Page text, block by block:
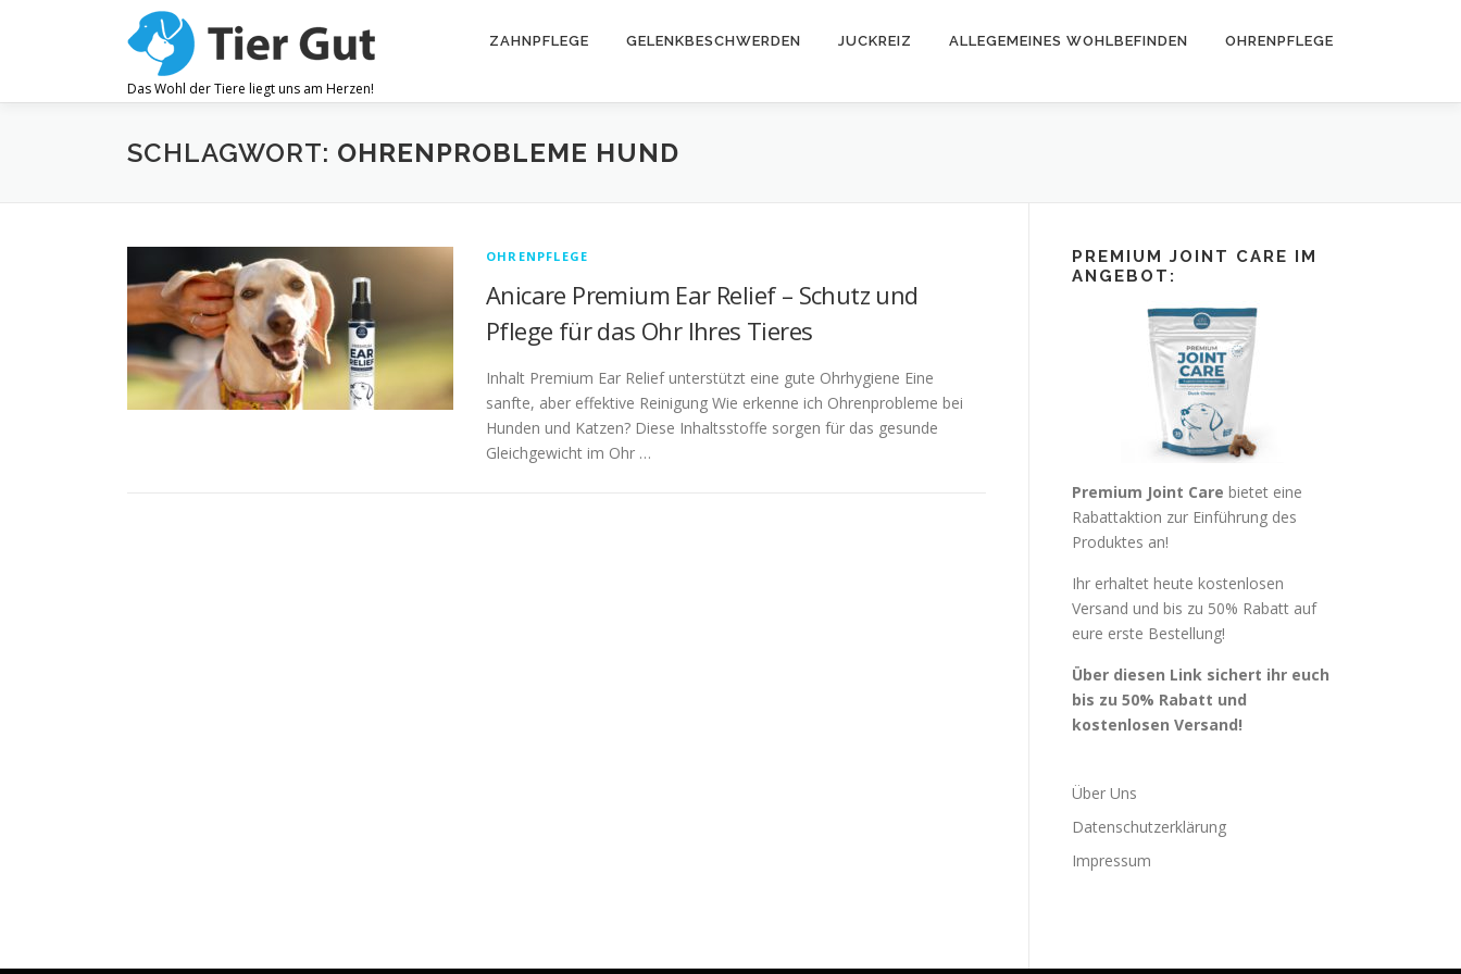
Das Wohl der Tiere liegt uns am Herzen!
ZAHNPFLEGE GELENKBESCHWERDEN JUCKREIZ ALLEGEMEINES WOHLBEFINDEN OHRENPFLEGE
SCHLAGWORT: OHRENPROBLEME HUND
OHRENPFLEGE
Anicare Premium Ear Relief – Schutz und
Pflege für das Ohr Ihres Tieres
Inhalt Premium Ear Relief unterstützt eine gute Ohrhygiene Eine
sanfte, aber effektive Reinigung Wie erkenne ich Ohrenprobleme bei
Hunden und Katzen? Diese Inhaltsstoffe sorgen für das gesunde
Gleichgewicht im Ohr …
PREMIUM JOINT CARE IM
ANGEBOT:
Premium Joint Care bietet eine
Rabattaktion zur Einführung des
Produktes an!
Ihr erhaltet heute kostenlosen
Versand und bis zu 50% Rabatt auf
eure erste Bestellung!
Über diesen Link sichert ihr euch
bis zu 50% Rabatt und
kostenlosen Versand!
Über Uns
Datenschutzerklärung
Impressum